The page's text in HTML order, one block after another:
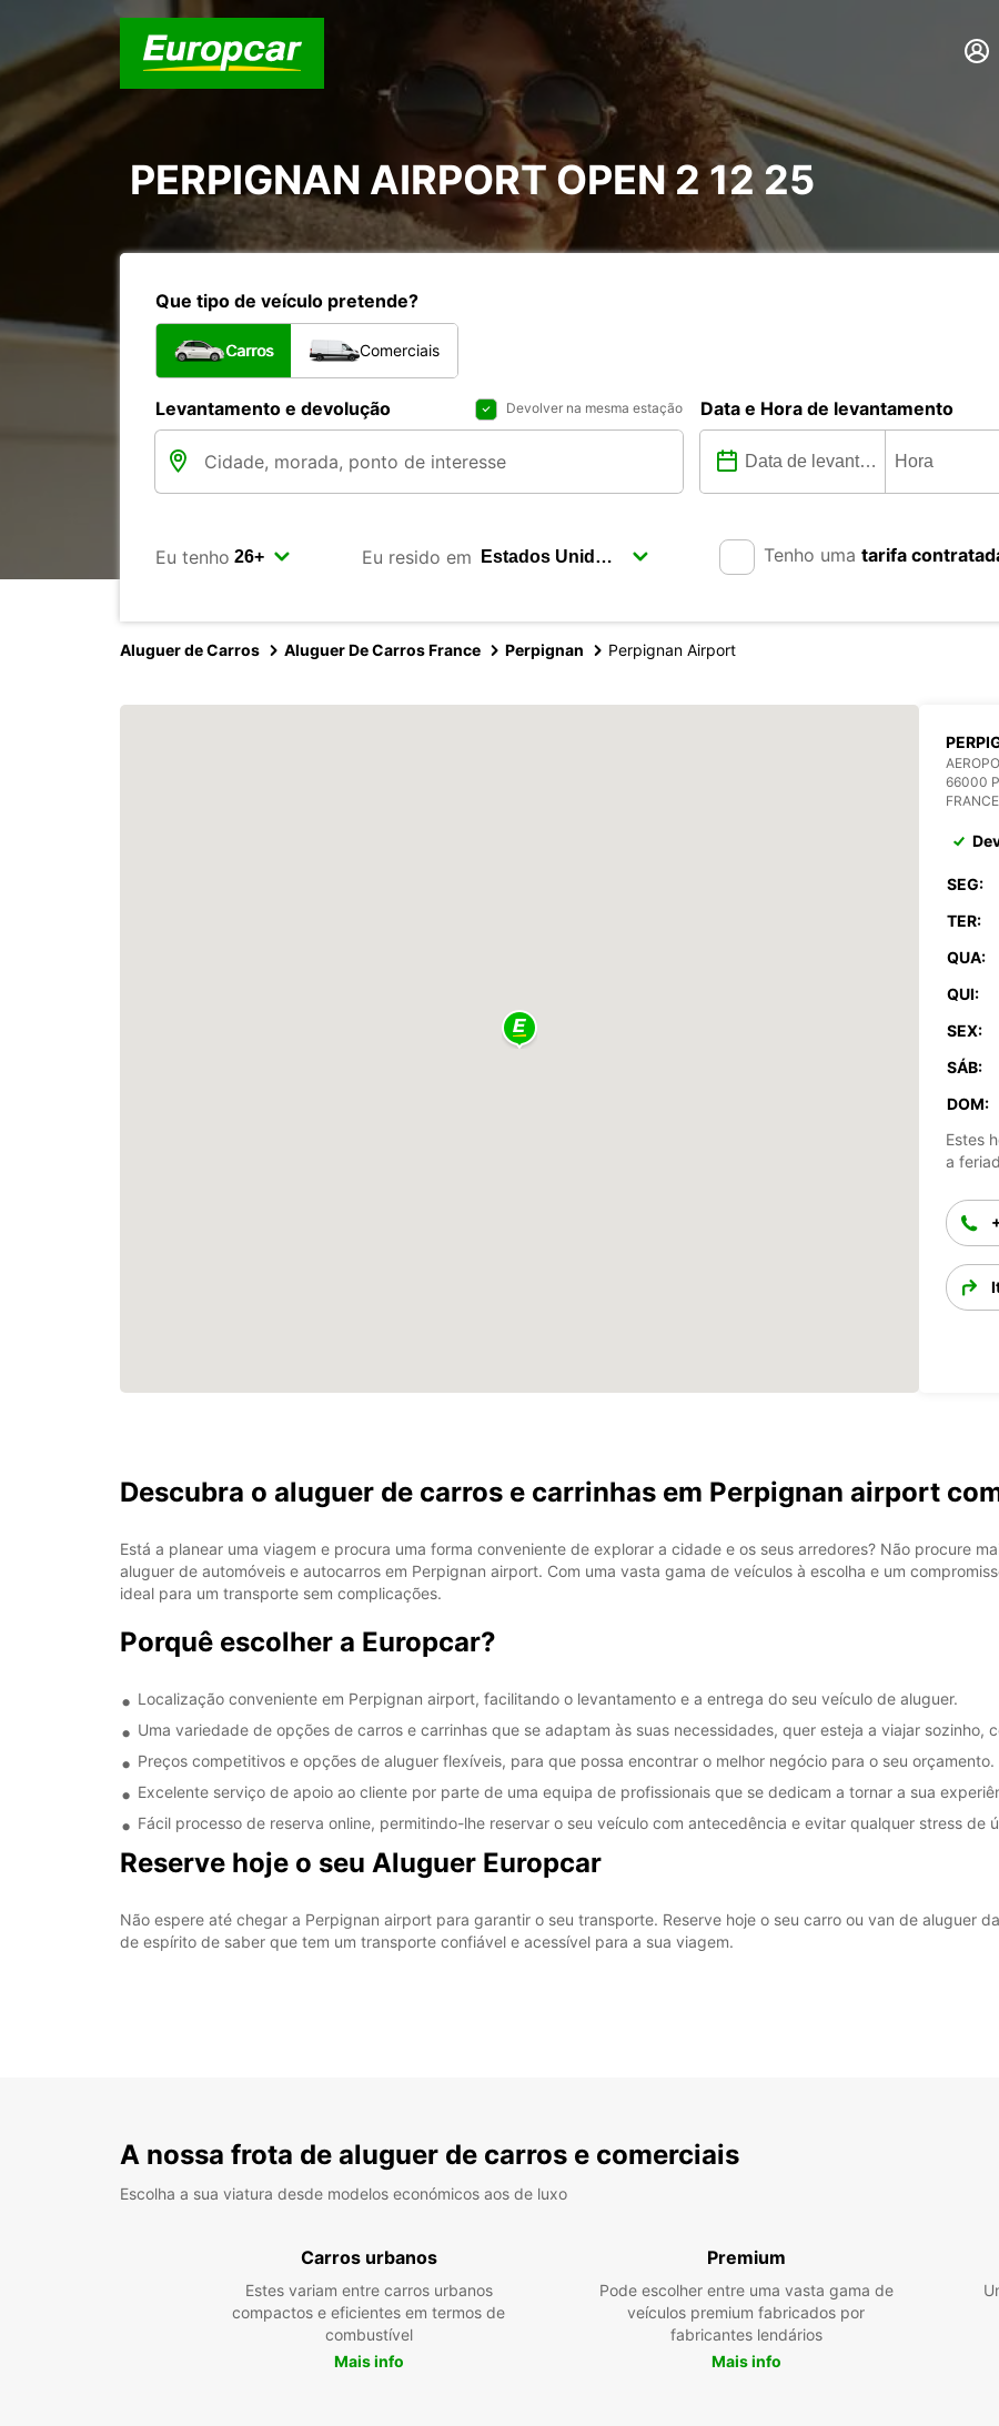
PERPIGNAN AIRPORT OPEN 2 12 25
Que tipo de veículo pretende?
Carros Comerciais
Levantamento e devolução Devolver na mesma estação Data e Hora de levantamento
Eu tenho Eu resido em Tenho uma tarifa
Aluguer de Carros Aluguer De Carros France Perpignan Perpignan Airport
66000
FRANCE
SEG:
TER:
QUA:
QUI:
SEX:
SÁB:
DOM:
Estes
a
Descubra o aluguer de carros e carrinhas em Perpignan airport
Está a planear uma viagem e procura uma forma conveniente de explorar a cidade e os seus arredores? Não procure
aluguer de automóveis e autocarros em Perpignan airport. Com uma vasta gama de veículos à escolha e um
ideal para um transporte sem complicações.
Porquê escolher a Europcar?
Localização conveniente em Perpignan airport, facilitando o levantamento e a entrega do seu veículo de aluguer.
Uma variedade de opções de carros e carrinhas que se adaptam às suas necessidades, quer esteja a viajar sozinho,
Preços competitivos e opções de aluguer flexíveis, para que possa encontrar o melhor negócio para o seu orçamento.
Excelente serviço de apoio ao cliente por parte de uma equipa de profissionais que se dedicam a tornar a sua
Fácil processo de reserva online, permitindo-lhe reservar o seu veículo com antecedência e evitar qualquer stress de
Reserve hoje o seu Aluguer Europcar
Não espere até chegar a Perpignan airport para garantir o seu transporte. Reserve hoje o seu carro ou van de aluguer
de espírito de saber que tem um transporte confiável e acessível para a sua viagem.
A nossa frota de aluguer de carros e comerciais
Escolha a sua viatura desde modelos económicos aos de luxo
Carros urbanos
Estes variam entre carros urbanos
compactos e eficientes em termos de
combustível
Mais info
Premium
Pode escolher entre uma vasta gama de
veículos premium fabricados por
fabricantes lendários
Mais info